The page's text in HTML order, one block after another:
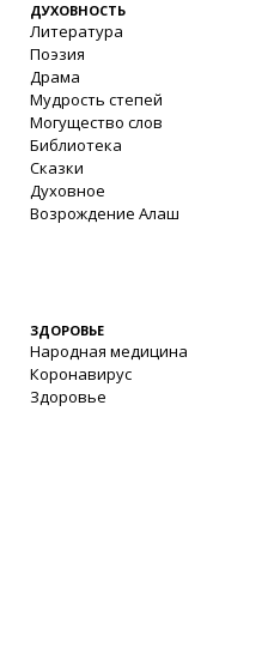
ДУХОВНОСТЬ
Литература
Поэзия
Драма
Мудрость степей
Могущество слов
Библиотека
Сказки
Духовное
Возрождение Алаш
ЗДОРОВЬЕ
Народная медицина
Коронавирус
Здоровье